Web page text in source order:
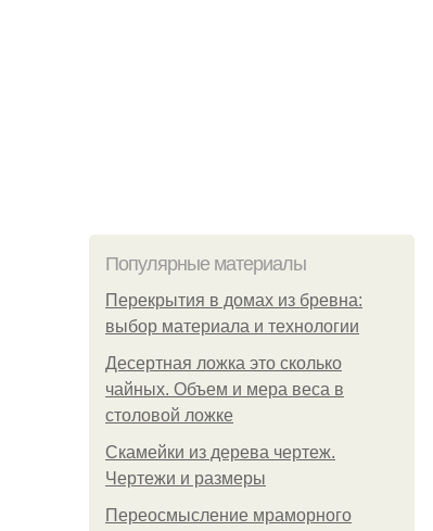
Популярные материалы
Перекрытия в домах из бревна:
выбор материала и технологии
Десертная ложка это сколько
чайных. Объем и мера веса в
столовой ложке
Скамейки из дерева чертеж.
Чертежи и размеры
Переосмысление мраморного